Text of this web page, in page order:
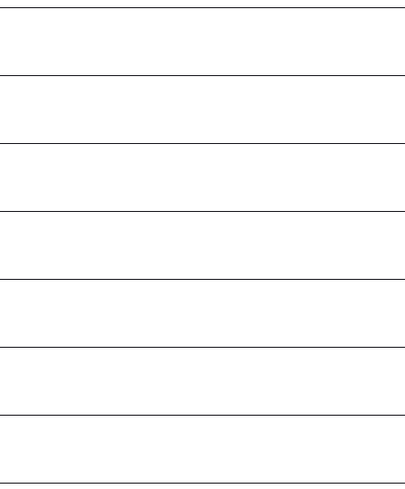
Molise
Veneto
Irbid Governorate
Larnaka
Mount Lebanon Governorate
Sabah
Port Region